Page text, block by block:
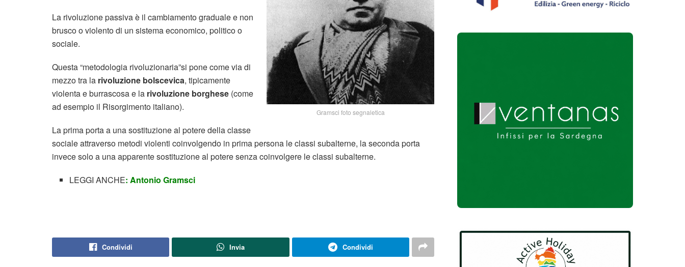
Gramsci foto segnaletica
La rivoluzione passiva è il cambiamento graduale e non
brusco o violento di un sistema economico, politico o
sociale.
Questa “metodologia rivoluzionaria”si pone come via di
mezzo tra la rivoluzione bolscevica, tipicamente
violenta e burrascosa e la rivoluzione borghese (come
ad esempio il Risorgimento italiano).
La prima porta a una sostituzione al potere della classe
sociale attraverso metodi violenti coinvolgendo in prima persona le classi subalterne, la seconda porta
invece solo a una apparente sostituzione al potere senza coinvolgere le classi subalterne.
LEGGI ANCHE: Antonio Gramsci
Condividi Invia Condividi